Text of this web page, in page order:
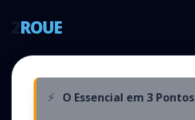
ROUE
⚡ O Essencial em 3 Pontos